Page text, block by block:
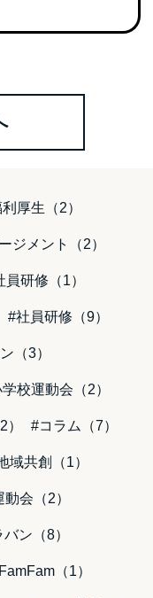
厚生（2）
ジメント（2）
研修（1）
#社員研修（9）
（3）
校運動会（2）
#コラム（7）
域共創（1）
動会（2）
ン（8）
（1）